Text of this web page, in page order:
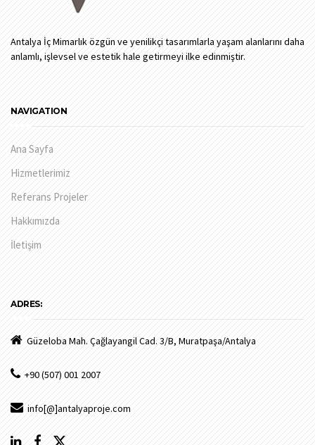
Antalya İç Mimarlık özgün ve yenilikçi tasarımlarla yaşam alanlarını daha
anlamlı, işlevsel ve estetik hale getirmeyi ilke edinmiştir.
NAVIGATION
Ana Sayfa
Hizmetlerimiz
Referans Projeler
Hakkımızda
İletişim
ADRES:
Güzeloba Mah. Çağlayangil Cad. 3/B, Muratpaşa/Antalya
+90 (507) 001 2007
info[@]antalyaproje.com